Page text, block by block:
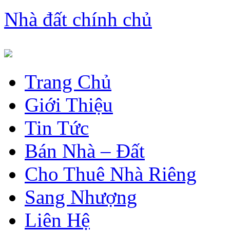
Nhà đất chính chủ
Trang Chủ
Giới Thiệu
Tin Tức
Bán Nhà – Đất
Cho Thuê Nhà Riêng
Sang Nhượng
Liên Hệ